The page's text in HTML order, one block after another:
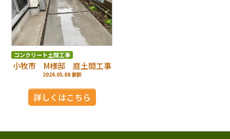
小牧市 M様邸 庭土間工事
2026.05.08 更新
詳しくはこちら
コンクリート土間工事